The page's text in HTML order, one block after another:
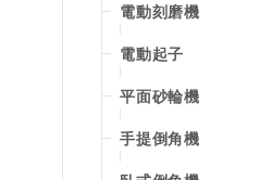
電動刻磨機
電動起子
平面砂輪機
手提倒角機